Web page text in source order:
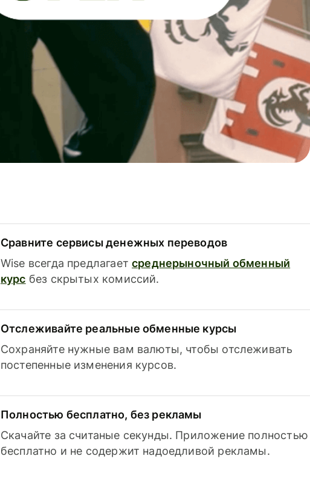
Сравните сервисы денежных переводов
Wise всегда предлагаетсреднерыночный обменный
курс без скрытых комиссий.
Отслеживайте реальные обменные курсы
Сохраняйте нужные вам валюты, чтобы отслеживать
постепенные изменения курсов.
Полностью бесплатно, без рекламы
Скачайте за считаные секунды. Приложение полностью
бесплатно и не содержит надоедливой рекламы.